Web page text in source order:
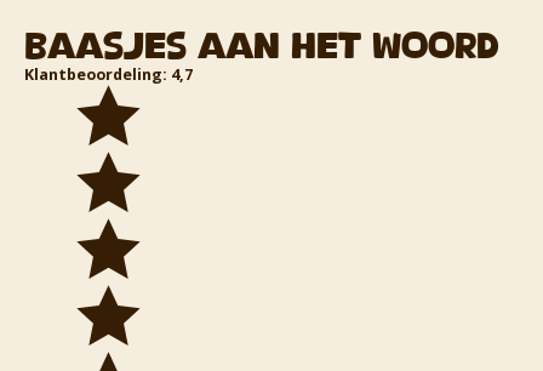
Baasjes aan het woord
Klantbeoordeling: 4,7